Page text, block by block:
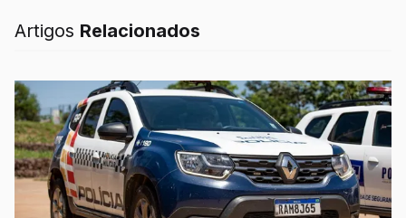
Artigos Relacionados